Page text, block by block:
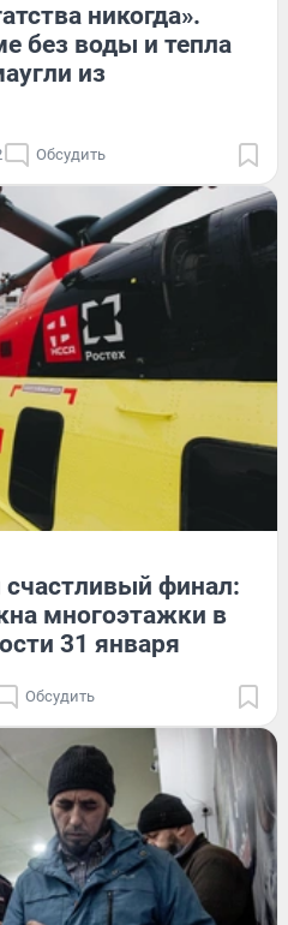
никогда».
без воды и тепла
из
Обсудить
счастливый финал:
многоэтажки в
31 января
Обсудить